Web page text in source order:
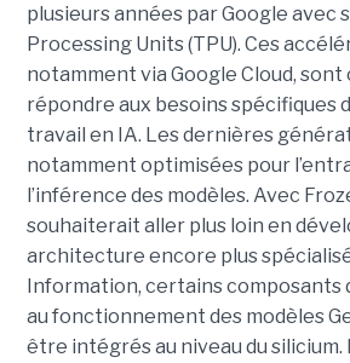
plusieurs années par Google avec
Processing Units (TPU). Ces
notamment via Google Cloud, sont
répondre aux besoins spécifiques
travail en IA. Les dernières
notamment optimisées pour
l’inférence des modèles. Avec
souhaiterait aller plus loin en
architecture encore plus
Information, certains composants
au fonctionnement des modèles
être intégrés au niveau du silicium.